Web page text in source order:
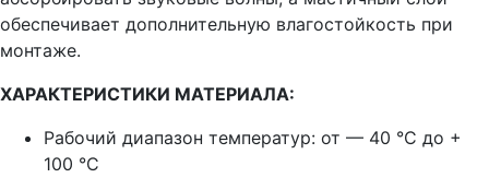
обеспечивает дополнительную влагостойкость при
монтаже.
ХАРАКТЕРИСТИКИ МАТЕРИАЛА:
Рабочий диапазон температур: от — 40 °C до +
100 °C